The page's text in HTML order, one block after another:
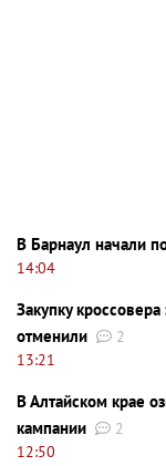
В Барнаул начали
14:04
Закупку
отменили
2
13:21
В Алтайском крае
кампании
2
12:50